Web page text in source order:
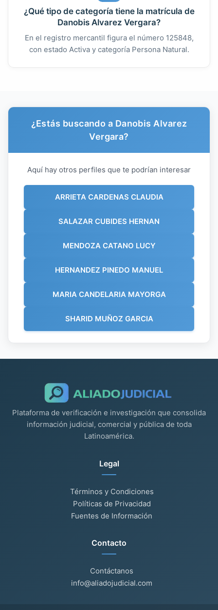
¿Qué tipo de categoría tiene la matrícula de
Danobis Alvarez Vergara?
En el registro mercantil figura el número 125848,
con estado Activa y categoría Persona Natural.
¿Estás buscando a Danobis Alvarez
Vergara?
Aquí hay otros perfiles que te podrían interesar
ARRIETA CARDENAS CLAUDIA
SALAZAR CUBIDES HERNAN
MENDOZA CATANO LUCY
HERNANDEZ PINEDO MANUEL
MARIA CANDELARIA MAYORGA
SHARID MUÑOZ GARCIA
Plataforma de verificación e investigación que consolida
información judicial, comercial y pública de toda
Latinoamérica.
Legal
Términos y Condiciones
Políticas de Privacidad
Fuentes de Información
Contacto
Contáctanos
info@aliadojudicial.com